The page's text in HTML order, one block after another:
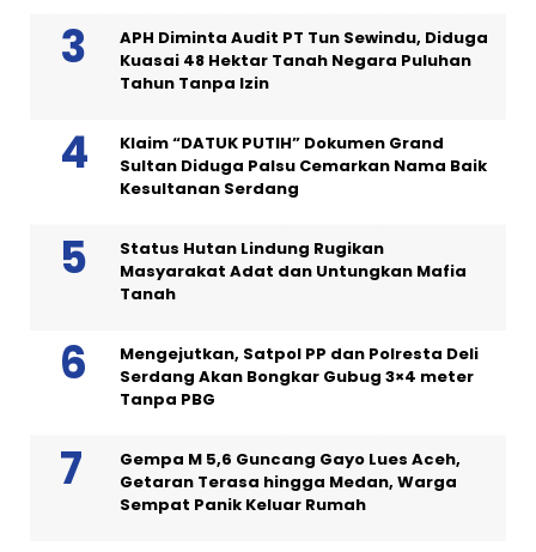
APH Diminta Audit PT Tun Sewindu, Diduga
Kuasai 48 Hektar Tanah Negara Puluhan
Tahun Tanpa Izin
Klaim “DATUK PUTIH” Dokumen Grand
Sultan Diduga Palsu Cemarkan Nama Baik
Kesultanan Serdang
Status Hutan Lindung Rugikan
Masyarakat Adat dan Untungkan Mafia
Tanah
Mengejutkan, Satpol PP dan Polresta Deli
Serdang Akan Bongkar Gubug 3×4 meter
Tanpa PBG
Gempa M 5,6 Guncang Gayo Lues Aceh,
Getaran Terasa hingga Medan, Warga
Sempat Panik Keluar Rumah